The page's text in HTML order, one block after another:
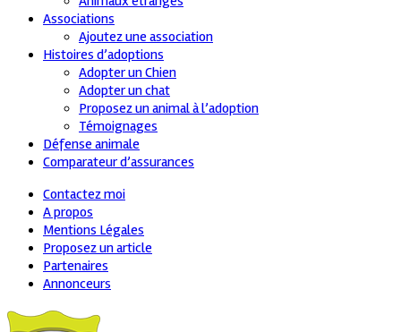
Associations
Ajoutez une association
Histoires d’adoptions
Adopter un Chien
Adopter un chat
Proposez un animal à l’adoption
Témoignages
Défense animale
Comparateur d’assurances
Contactez moi
A propos
Mentions Légales
Proposez un article
Partenaires
Annonceurs